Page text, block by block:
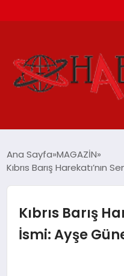
YAŞAM
TEKNOLOJİ
Ana Sayfa MAGAZİN
Kıbrıs Barış
Kıbrıs Barış
İsmi: Ayşe